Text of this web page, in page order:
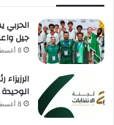
الحربي
جيل
8 أغسطس، 2026
8 أغسطس، 2026